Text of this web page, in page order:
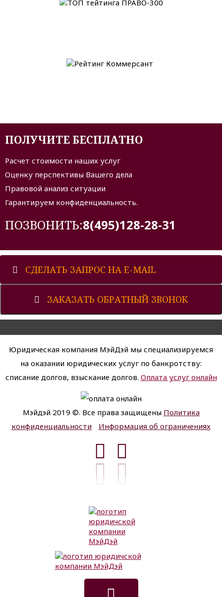
ПОЛУЧИТЕ БЕСПЛАТНО
Расчет стоимости наших услуг
Оценку перспективы Вашего дела
Правовой анализ ситуации
Гарантируем конфиденциальность.
ПОЗВОНИТЬ:8(495)128-28-31
СДЕЛАТЬ ЗАПРОС НА E-MAIL
ЗАКАЗАТЬ ОБРАТНЫЙ ЗВОНОК
Юридическая компания МэйДэй мы специализируемся
на оказании юридических услуг по банкротству:
списание долгов, взыскание долгов. Оплата услуг онлайн
Мэйдэй 2019 ©. Все права защищены Политика
конфиденциальности
Информация об ограничениях